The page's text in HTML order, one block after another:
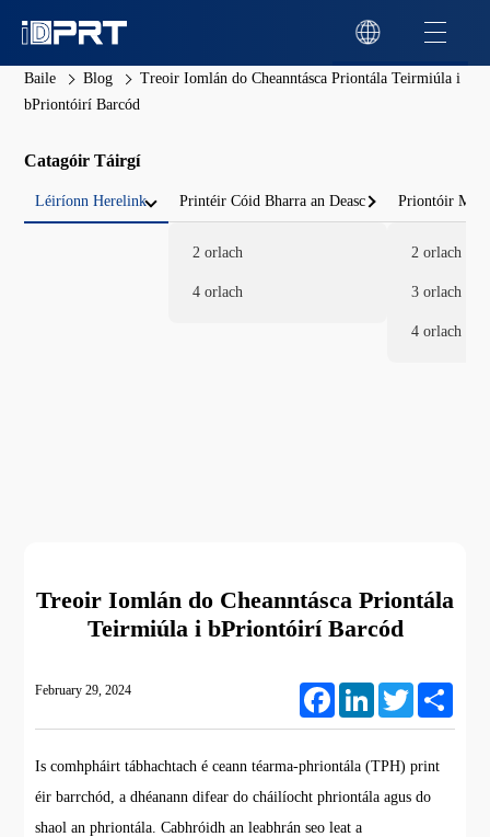
Baile Blog
Treoir Iomlán do Cheanntásca Priontála Teirmiúla i
bPriontóirí Barcód
Catagóir Táirgí
Léiríonn Herelink Printéir Cóid Bharra an Deasc
2 orlach
4 orlach
Priontóir
2 orlach
3 orlach
4 orlach
Treoir Iomlán do Cheanntásca Priontála
Teirmiúla i bPriontóirí Barcód
February 29, 2024 FacebookLinkedIn Twitter
Is comhpháirt tábhachtach é ceann téarma-phriontála (TPH) print
éir barrchód, a dhéanann difear do cháilíocht phriontála agus do
shaol an phriontála. Cabhróidh an leabhrán seo leat a